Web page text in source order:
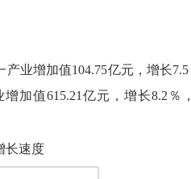
产业增加值104.75亿元，增长7.5
增加值615.21 亿元， 增长8.2 ％，
长速度